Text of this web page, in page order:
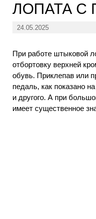
ЛОПАТА С
24.05.2025
При работе штыковой
отбортовку верхней
обувь. Приклепав или
педаль, как показано
и другого. А при
имеет существенное